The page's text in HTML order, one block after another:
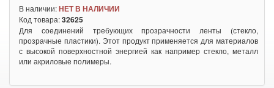
В наличии:НЕТ В НАЛИЧИИ
Код товара:32625
Для соединений требующих прозрачности ленты (стекло,
прозрачные пластики). Этот продукт применяется для материалов
с высокой поверхностной энергией как например стекло, металл
или акриловые полимеры.